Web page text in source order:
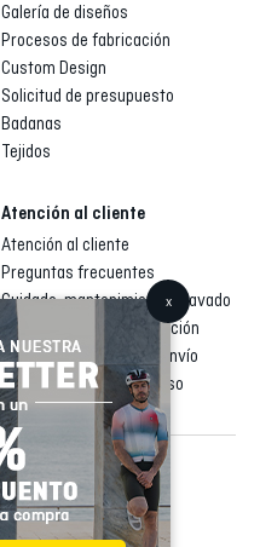
Galería de diseños
Procesos de fabricación
Custom Design
Solicitud de presupuesto
Badanas
Tejidos
Atención al cliente
Atención al cliente
Preguntas frecuentes
Cuidado, mantenimiento y lavado
Condiciones de contratación
Términos de entrega y envío
Devoluciones y reembolso